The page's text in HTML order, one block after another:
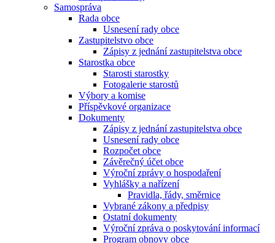
Samospráva
Rada obce
Usnesení rady obce
Zastupitelstvo obce
Zápisy z jednání zastupitelstva obce
Starostka obce
Starosti starostky
Fotogalerie starostů
Výbory a komise
Příspěvkové organizace
Dokumenty
Zápisy z jednání zastupitelstva obce
Usnesení rady obce
Rozpočet obce
Závěrečný účet obce
Výroční zprávy o hospodaření
Vyhlášky a nařízení
Pravidla, řády, směrnice
Vybrané zákony a předpisy
Ostatní dokumenty
Výroční zpráva o poskytování informací
Program obnovy obce